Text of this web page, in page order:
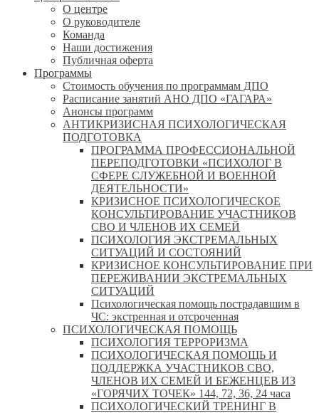
О центре
О руководителе
Команда
Наши достижения
Публичная оферта
Программы
Стоимость обучения по программам ДПО
Расписание занятий АНО ДПО «ГАГАРА»
Анонсы программ
АНТИКРИЗИСНАЯ ПСИХОЛОГИЧЕСКАЯ
ПОДГОТОВКА
ПРОГРАММА ПРОФЕССИОНАЛЬНОЙ
ПЕРЕПОДГОТОВКИ «ПСИХОЛОГ В
СФЕРЕ СЛУЖЕБНОЙ И ВОЕННОЙ
ДЕЯТЕЛЬНОСТИ»
КРИЗИСНОЕ ПСИХОЛОГИЧЕСКОЕ
КОНСУЛЬТИРОВАНИЕ УЧАСТНИКОВ
СВО И ЧЛЕНОВ ИХ СЕМЕЙ
ПСИХОЛОГИЯ ЭКСТРЕМАЛЬНЫХ
СИТУАЦИЙ И СОСТОЯНИЙ
КРИЗИСНОЕ КОНСУЛЬТИРОВАНИЕ ПРИ
ПЕРЕЖИВАНИИ ЭКСТРЕМАЛЬНЫХ
СИТУАЦИЙ
Психологическая помощь пострадавшим в
ЧС: экстренная и отсроченная
ПСИХОЛОГИЧЕСКАЯ ПОМОЩЬ
ПСИХОЛОГИЯ ТЕРРОРИЗМА
ПСИХОЛОГИЧЕСКАЯ ПОМОЩЬ И
ПОДДЕРЖКА УЧАСТНИКОВ СВО,
ЧЛЕНОВ ИХ СЕМЕЙ И БЕЖЕНЦЕВ ИЗ
«ГОРЯЧИХ ТОЧЕК» 144, 72, 36, 24 часа
ПСИХОЛОГИЧЕСКИЙ ТРЕНИНГ В